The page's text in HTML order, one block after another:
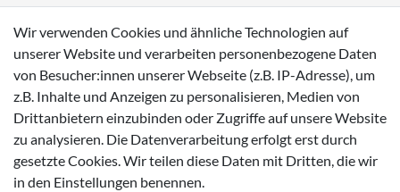
Sneaker
Zahlungsmöglichkeiten
Wir verwenden Cookies und ähnliche Technologien auf
unserer Website und verarbeiten personenbezogene Daten
von Besucher:innen unserer Webseite (z.B. IP-Adresse), um
z.B. Inhalte und Anzeigen zu personalisieren, Medien von
Drittanbietern einzubinden oder Zugriffe auf unsere Website
zu analysieren. Die Datenverarbeitung erfolgt erst durch
gesetzte Cookies. Wir teilen diese Daten mit Dritten, die wir
in den Einstellungen benennen.